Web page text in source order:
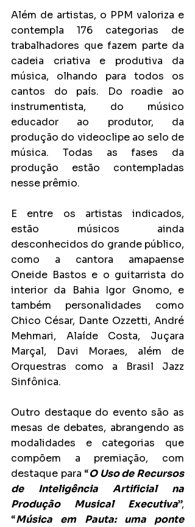
Além de artistas, o PPM valoriza e
contempla 176 categorias de
trabalhadores que fazem parte da
cadeia criativa e produtiva da
música, olhando para todos os
cantos do país. Do roadie ao
instrumentista, do músico
educador ao produtor, da
produção do videoclipe ao selo de
música. Todas as fases da
produção estão contempladas
nesse prêmio.
E entre os artistas indicados,
estão músicos ainda
desconhecidos do grande público,
como a cantora amapaense
Oneide Bastos e o guitarrista do
interior da Bahia Igor Gnomo, e
também personalidades como
Chico César, Dante Ozzetti, André
Mehmari, Alaíde Costa, Juçara
Marçal, Davi Moraes, além de
Orquestras como a Brasil Jazz
Sinfônica.
Outro destaque do evento são as
mesas de debates, abrangendo as
modalidades e categorias que
compõem a premiação, com
destaque para “O Uso de Recursos
de Inteligência Artificial na
Produção Musical Executiva”,
“Música em Pauta: uma ponte